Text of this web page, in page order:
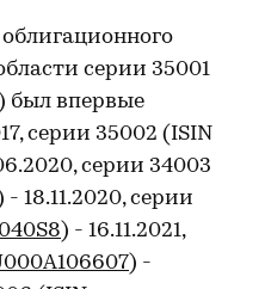
серии 35001
) был впервые
серии 35002 (ISIN
серии 34003
) - 18.11.2020, серии
) - 16.11.2021,
) -